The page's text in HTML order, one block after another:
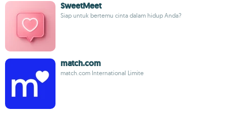
SweetMeet
Siap untuk bertemu cinta dalam hidup Anda?
match.com
match.com International Limite